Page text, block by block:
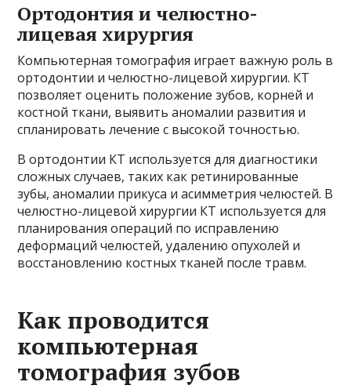
Ортодонтия и челюстно-
лицевая хирургия
Компьютерная томография играет важную роль в
ортодонтии и челюстно-лицевой хирургии. КТ
позволяет оценить положение зубов, корней и
костной ткани, выявить аномалии развития и
спланировать лечение с высокой точностью.
В ортодонтии КТ используется для диагностики
сложных случаев, таких как ретинированные
зубы, аномалии прикуса и асимметрия челюстей. В
челюстно-лицевой хирургии КТ используется для
планирования операций по исправлению
деформаций челюстей, удалению опухолей и
восстановлению костных тканей после травм.
Как проводится
компьютерная
томография зубов